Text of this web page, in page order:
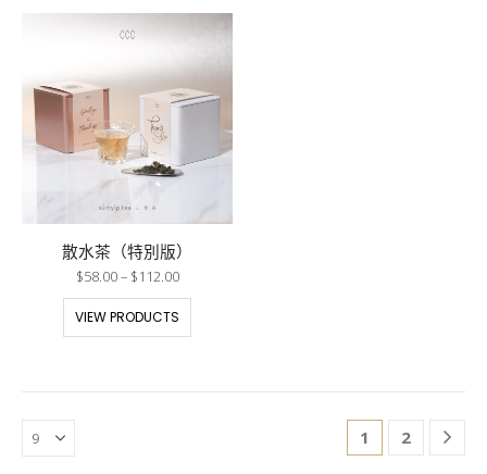
散水茶（特別版）
$58.00– $112.00
VIEW PRODUCTS
1 2